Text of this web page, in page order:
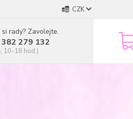
CZK
rady? Zavolejte.
279 132
10-18 hod.)